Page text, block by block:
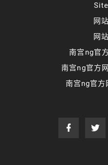
网
网
南宫ng官
南宫ng官方
南宫ng官方